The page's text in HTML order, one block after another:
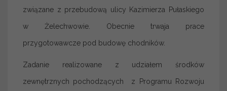
związane z przebudową ulicy Kazimierza Pułaskiego
w Żelechwowie. Obecnie trwaja prace
przygotowawcze pod budowę chodników.
Zadanie realizowane z udziałem środków
zewnętrznych pochodzących z Programu Rozwoju